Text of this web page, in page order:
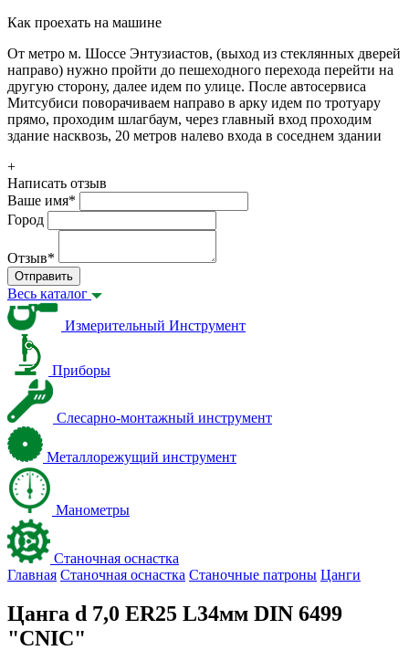
Как проехать на машине
От метро м. Шоссе Энтузиастов, (выход из стеклянных дверей
направо) нужно пройти до пешеходного перехода перейти на
другую сторону, далее идем по улице. После автосервиса
Митсубиси поворачиваем направо в арку идем по тротуару
прямо, проходим шлагбаум, через главный вход проходим
здание насквозь, 20 метров налево входа в соседнем здании
+
Написать отзыв
Ваше имя*
Город
Отзыв*
Отправить
Весь каталог
Измерительный Инструмент
Приборы
Слесарно-монтажный инструмент
Металлорежущий инструмент
Манометры
Станочная оснастка
Главная Станочная оснастка Станочные патроны Цанги
Цанга d 7,0 ER25 L34мм DIN 6499
"CNIC"